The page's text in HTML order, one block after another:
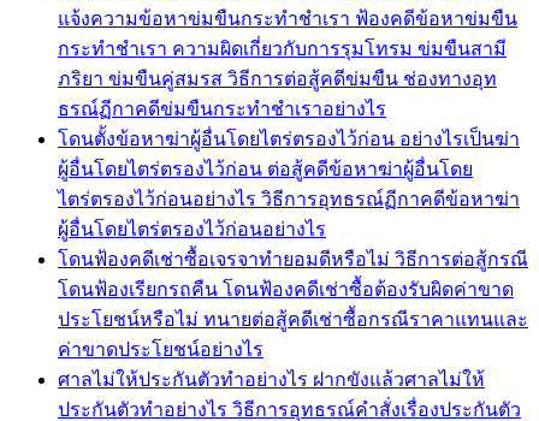
แจ้งความข้อหาข่มขืนกระทำชำเรา ฟ้องคดีข้อหาข่มขืน
กระทำชำเรา ความผิดเกี่ยวกับการรุมโทรม ข่มขืนสามี
ภริยา ข่มขืนคู่สมรส วิธีการต่อสู้คดีข่มขืน ช่องทางอุท
ธรณ์ฏีกาคดีข่มขืนกระทำชำเราอย่างไร
โดนตั้งข้อหาฆ่าผู้อื่นโดยไตร่ตรองไว้ก่อน อย่างไรเป็นฆ่า
ผู้อื่นโดยไตร่ตรองไว้ก่อน ต่อสู้คดีข้อหาฆ่าผู้อื่นโดย
ไตร่ตรองไว้ก่อนอย่างไร วิธีการอุทธรณ์ฏีกาคดีข้อหาฆ่า
ผู้อื่นโดยไตร่ตรองไว้ก่อนอย่างไร
โดนฟ้องคดีเช่าซื้อเจรจาทำยอมดีหรือไม่ วิธีการต่อสู้กรณี
โดนฟ้องเรียกรถคืน โดนฟ้องคดีเช่าซื้อต้องรับผิดค่าขาด
ประโยชน์หรือไม่ ทนายต่อสู้คดีเช่าซื้อกรณีราคาแทนและ
ค่าขาดประโยชน์อย่างไร
ศาลไม่ให้ประกันตัวทำอย่างไร ฝากขังแล้วศาลไม่ให้
ประกันตัวทำอย่างไร วิธีการอุทธรณ์คำสั่งเรื่องประกันตัว